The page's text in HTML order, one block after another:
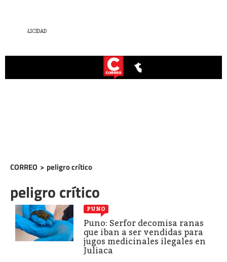
CORREO > peligro crítico
peligro crítico
PUNO
Puno: Serfor decomisa ranas
que iban a ser vendidas para
jugos medicinales ilegales en
Juliaca